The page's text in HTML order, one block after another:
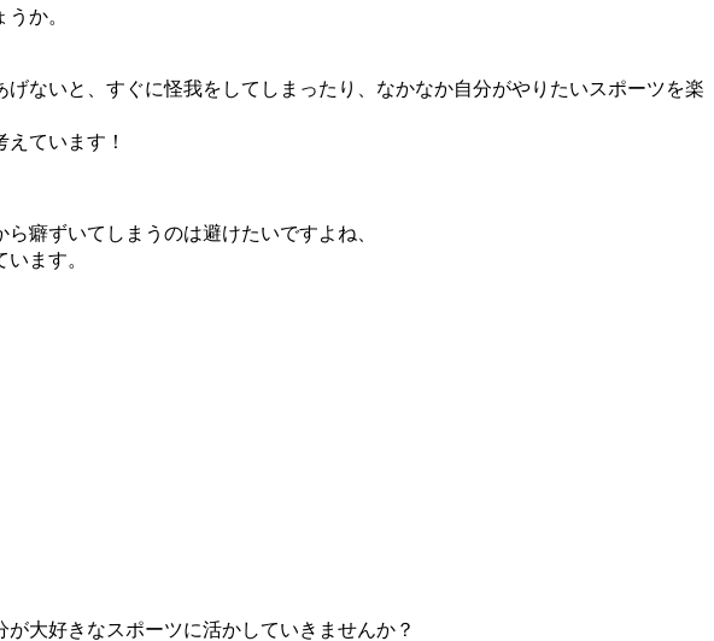
か。
ないと、すぐに怪我をしてしまったり、なかなか自分がやりたいスポーツを楽
ています！
癖ずいてしまうのは避けたいですよね、
ます。
大好きなスポーツに活かしていきませんか？